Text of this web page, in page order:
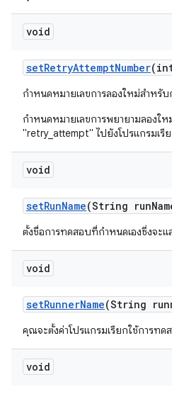
void
setRetryAttemptNumber
กำหนดหมายเลขการลองใหม่สำหรั
กำหนดหมายเลขการพยายามลองให
"retry_attempt" ไปยังโปรแกรมเ
void
setRunName(String run
ตั้งชื่อการทดสอบที่กำหนดเองซึ่งจะแ
void
setRunnerName(String
คุณจะตั้งค่าโปรแกรมเรียกใช้การท
void